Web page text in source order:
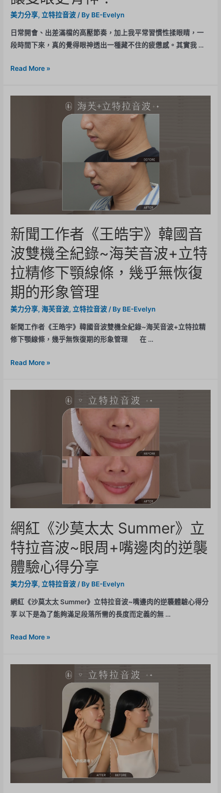
美力分享,立特拉音波/ By BE-Evelyn
日常開會、出差滿檔的高壓節奏，加上我平常習慣性揉眼睛，一
段時間下來，真的覺得眼神透出一種藏不住的疲憊感。其實我 …
Read More »
新聞工作者《王皓宇》韓國音
波雙機全紀錄~海芙音波+立特
拉精修下顎線條，幾乎無恢復
期的形象管理
美力分享,海芙音波, 立特拉音波 / By BE-Evelyn
新聞工作者《王皓宇》韓國音波雙機全紀錄~海芙音波+立特拉精
修下顎線條，幾乎無恢復期的形象管理 在 …
Read More »
網紅《沙莫太太 Summer》立
特拉音波~眼周+嘴邊肉的逆襲
體驗心得分享
美力分享, 立特拉音波 / By BE-Evelyn
網紅《沙莫太太 Summer》立特拉音波~嘴邊肉的逆襲體驗心得分
享 以下是為了能夠滿足段落所需的長度而定義的無 …
Read More »